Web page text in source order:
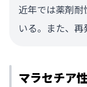
近年では薬剤耐
いる。また、再
マラセチア